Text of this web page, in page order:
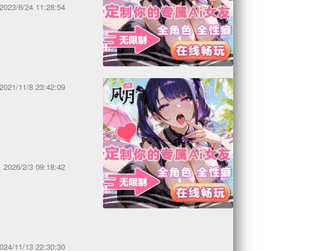
2023/6/24 11:28:54
2021/11/8 23:42:09
2026/2/3 09:18:42
11/13 22:30:30